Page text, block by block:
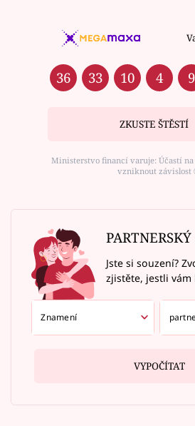
36 33 10 4 9
ZKUSTE ŠTĚSTÍ
Ministerstvo financí varuje: Účastí
vzniknout
Jste si souzení?
zjistěte, jestli vám
VYPOČÍTAT